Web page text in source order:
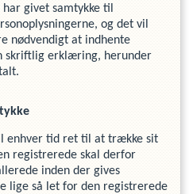
givet samtykke til
og det vil
nødvendigt at indhente
skriftlig erklæring, herunder
enhver tid ret til at trække sit
registrerede skal derfor
inden der gives
lige så let for den registrerede